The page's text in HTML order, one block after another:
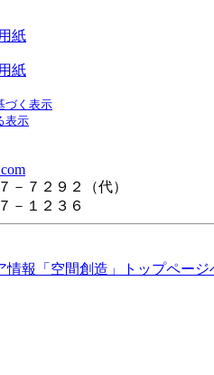
紙
紙
づく表示
表示
７２９２（代）
－１２３６
情報「空間創造」トップページ